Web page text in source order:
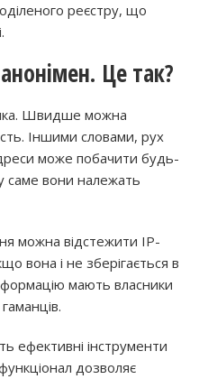
реєстру, що
Це так?
Швидше можна
Іншими словами, рух
може побачити будь-
саме вони належать
можна відстежити IP-
вона і не зберігається в
мають власники
ефективні інструменти
дозволяє